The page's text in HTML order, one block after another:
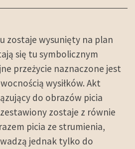
zostaje wysunięty na plan
się tu symbolicznym
przeżycie naznaczone jest
wysiłków. Akt
do obrazów picia
zostaje z równie
picia ze strumienia,
jednak tylko do